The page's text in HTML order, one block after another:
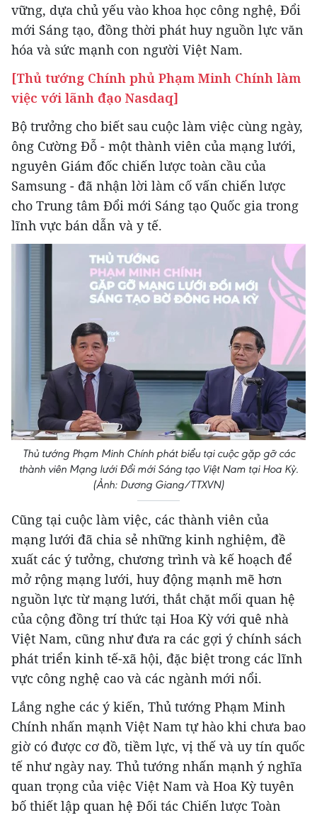
vững, dựa chủ yếu vào khoa học công nghệ, Đổi
mới Sáng tạo, đồng thời phát huy nguồn lực văn
hóa và sức mạnh con người Việt Nam.
[Thủ tướng Chính phủ Phạm Minh Chính làm
việc với lãnh đạo Nasdaq]
Bộ trưởng cho biết sau cuộc làm việc cùng ngày,
ông Cường Đỗ - một thành viên của mạng lưới,
nguyên Giám đốc chiến lược toàn cầu của
Samsung - đã nhận lời làm cố vấn chiến lược
cho Trung tâm Đổi mới Sáng tạo Quốc gia trong
lĩnh vực bán dẫn và y tế.
Thủ tướng Phạm Minh Chính phát biểu tại cuộc gặp gỡ các
thành viên Mạng lưới Đổi mới Sáng tạo Việt Nam tại Hoa Kỳ.
(Ảnh: Dương Giang/TTXVN)
Cũng tại cuộc làm việc, các thành viên của
mạng lưới đã chia sẻ những kinh nghiệm, đề
xuất các ý tưởng, chương trình và kế hoạch để
mở rộng mạng lưới, huy động mạnh mẽ hơn
nguồn lực từ mạng lưới, thắt chặt mối quan hệ
của cộng đồng trí thức tại Hoa Kỳ với quê nhà
Việt Nam, cũng như đưa ra các gợi ý chính sách
phát triển kinh tế-xã hội, đặc biệt trong các lĩnh
vực công nghệ cao và các ngành mới nổi.
Lắng nghe các ý kiến, Thủ tướng Phạm Minh
Chính nhấn mạnh Việt Nam tự hào khi chưa bao
giờ có được cơ đồ, tiềm lực, vị thế và uy tín quốc
tế như ngày nay. Thủ tướng nhấn mạnh ý nghĩa
quan trọng của việc Việt Nam và Hoa Kỳ tuyên
bố thiết lập quan hệ Đối tác Chiến lược Toàn